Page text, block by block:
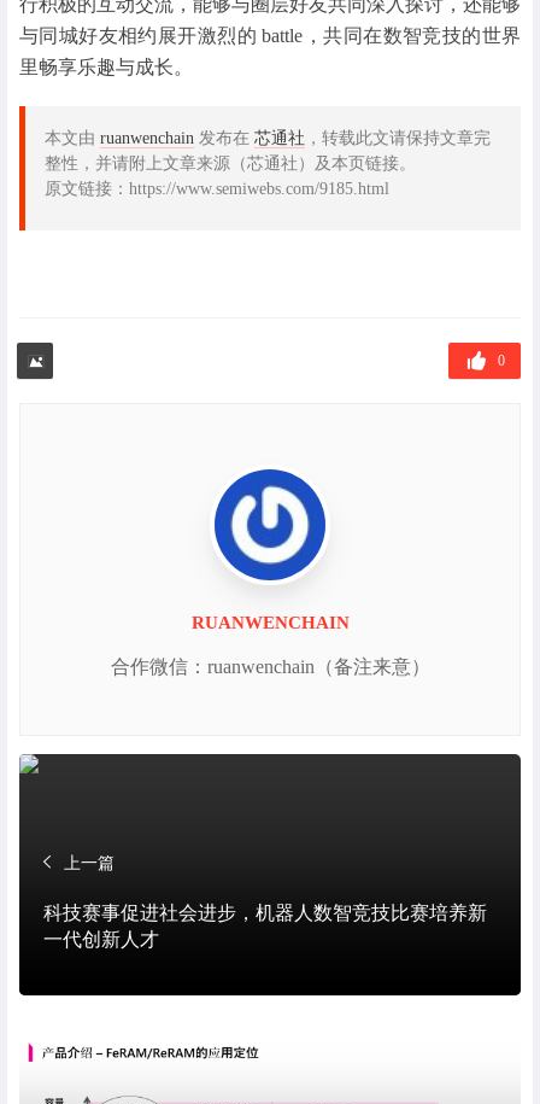
与同城好友相约展开激烈的 battle，共同在数智竞技的世界
里畅享乐趣与成长。
本文由 ruanwenchain 发布在 芯通社 ，转载此文请保持文章完
整性，并请附上文章来源（芯通社）及本页链接。
原文链接：https://www.semiwebs.com/9185.html
0
RUANWENCHAIN
合作微信：ruanwenchain（备注来意）
上一篇
科技赛事促进社会进步，机器人数智竞技比赛培养新
一代创新人才